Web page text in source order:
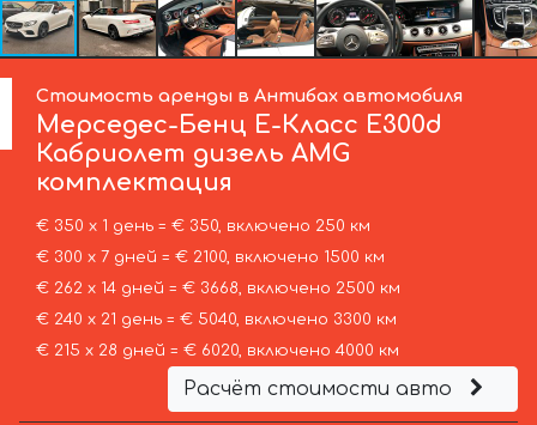
Стоимость аренды в Антибах автомобиля
Мерседес-Бенц Е-Класс Е300d
Кабриолет дизель AMG
комплектация
€ 350 х 1 день = € 350, включено 250 км
€ 300 х 7 дней = € 2100, включено 1500 км
€ 262 х 14 дней = € 3668, включено 2500 км
€ 240 х 21 день = € 5040, включено 3300 км
€ 215 х 28 дней = € 6020, включено 4000 км
Расчёт стоимости авто